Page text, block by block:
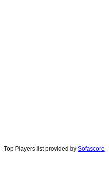
Top Players list provided by Sofascore